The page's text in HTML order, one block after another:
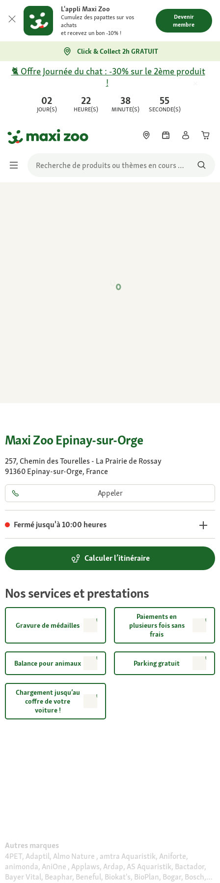
L'appli Maxi Zoo
Cumulez des papattes sur vos
achats
et recevez un bon -10% !
Devenir
membre
Click & Collect 2h GRATUIT
02
JOUR(S)
22
HEURE(S)
38
MINUTE(S)
55
SECONDE(S)
🐈 Offre Journée du chat : -30% sur le 2ème produit
!
Maxi Zoo Epinay-sur-Orge
257, Chemin des Tourelles - La Prairie de Rossay
91360 Epinay-sur-Orge, France
Appeler
Fermé jusqu'à 10:00 heures
Calculer l’itinéraire
Nos services et prestations
Gravure de médailles
Paiements en
plusieurs fois sans
frais
Balance pour animaux Parking gratuit
Chargement jusqu’au
coffre de votre
voiture !
Autres marques
4PET, Adaptil, Almo Nature , amtra Aquaristik, Aniforte,
animonda, AniOne , Applaws, Ardap, AS Aquaristik, Bactador,
Bayer Vital, Beaphar, Beneful, Biokat's, BioPlan, Bogar, Bosch,